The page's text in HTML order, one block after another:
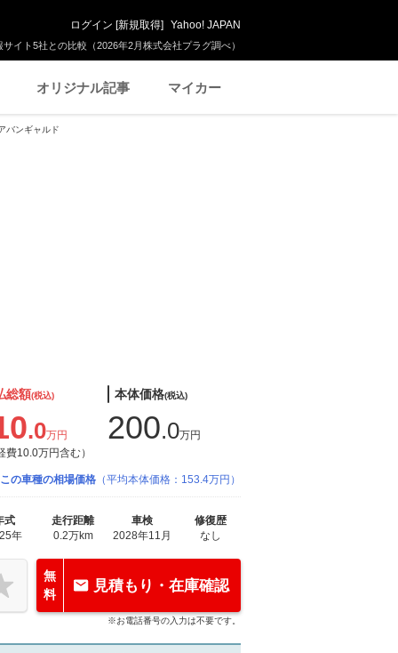
イト5社との比較（2026年2月株式会社プラグ調べ）
ログイン [新規取得] Yahoo! JAPAN
オリジナル記事 マイカー
バンギャルド
総額(税込)
.0万円
費10.0万円含む）
本体価格(税込)
200.0万円
この車種の相場価格 （平均本体価格：153.4万円）
式
年
走行距離
0.2万km
車検
2028年11月
修復歴
なし
無
料
見積もり・在庫確認
※お電話番号の入力は不要です。